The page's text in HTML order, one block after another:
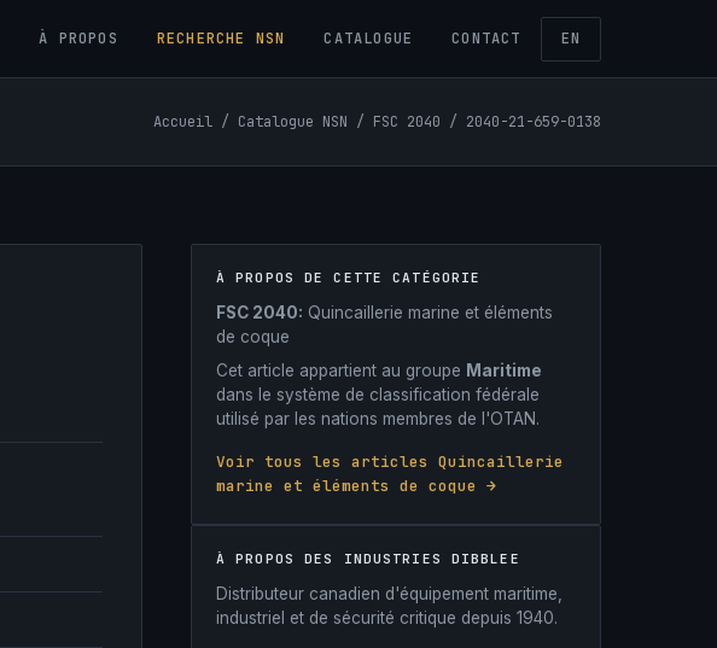
À PROPOS RECHERCHE NSN CATALOGUE CONTACT EN
Accueil / Catalogue NSN / FSC 2040 / 2040-21-659-0138
À PROPOS DE CETTE CATÉGORIE
FSC 2040: Quincaillerie marine et éléments
de coque
Cet article appartient au groupe Maritime
dans le système de classification fédérale
utilisé par les nations membres de l'OTAN.
Voir tous les articles Quincaillerie
marine et éléments de coque →
À PROPOS DES INDUSTRIES DIBBLEE
Distributeur canadien d'équipement maritime,
industriel et de sécurité critique depuis 1940.